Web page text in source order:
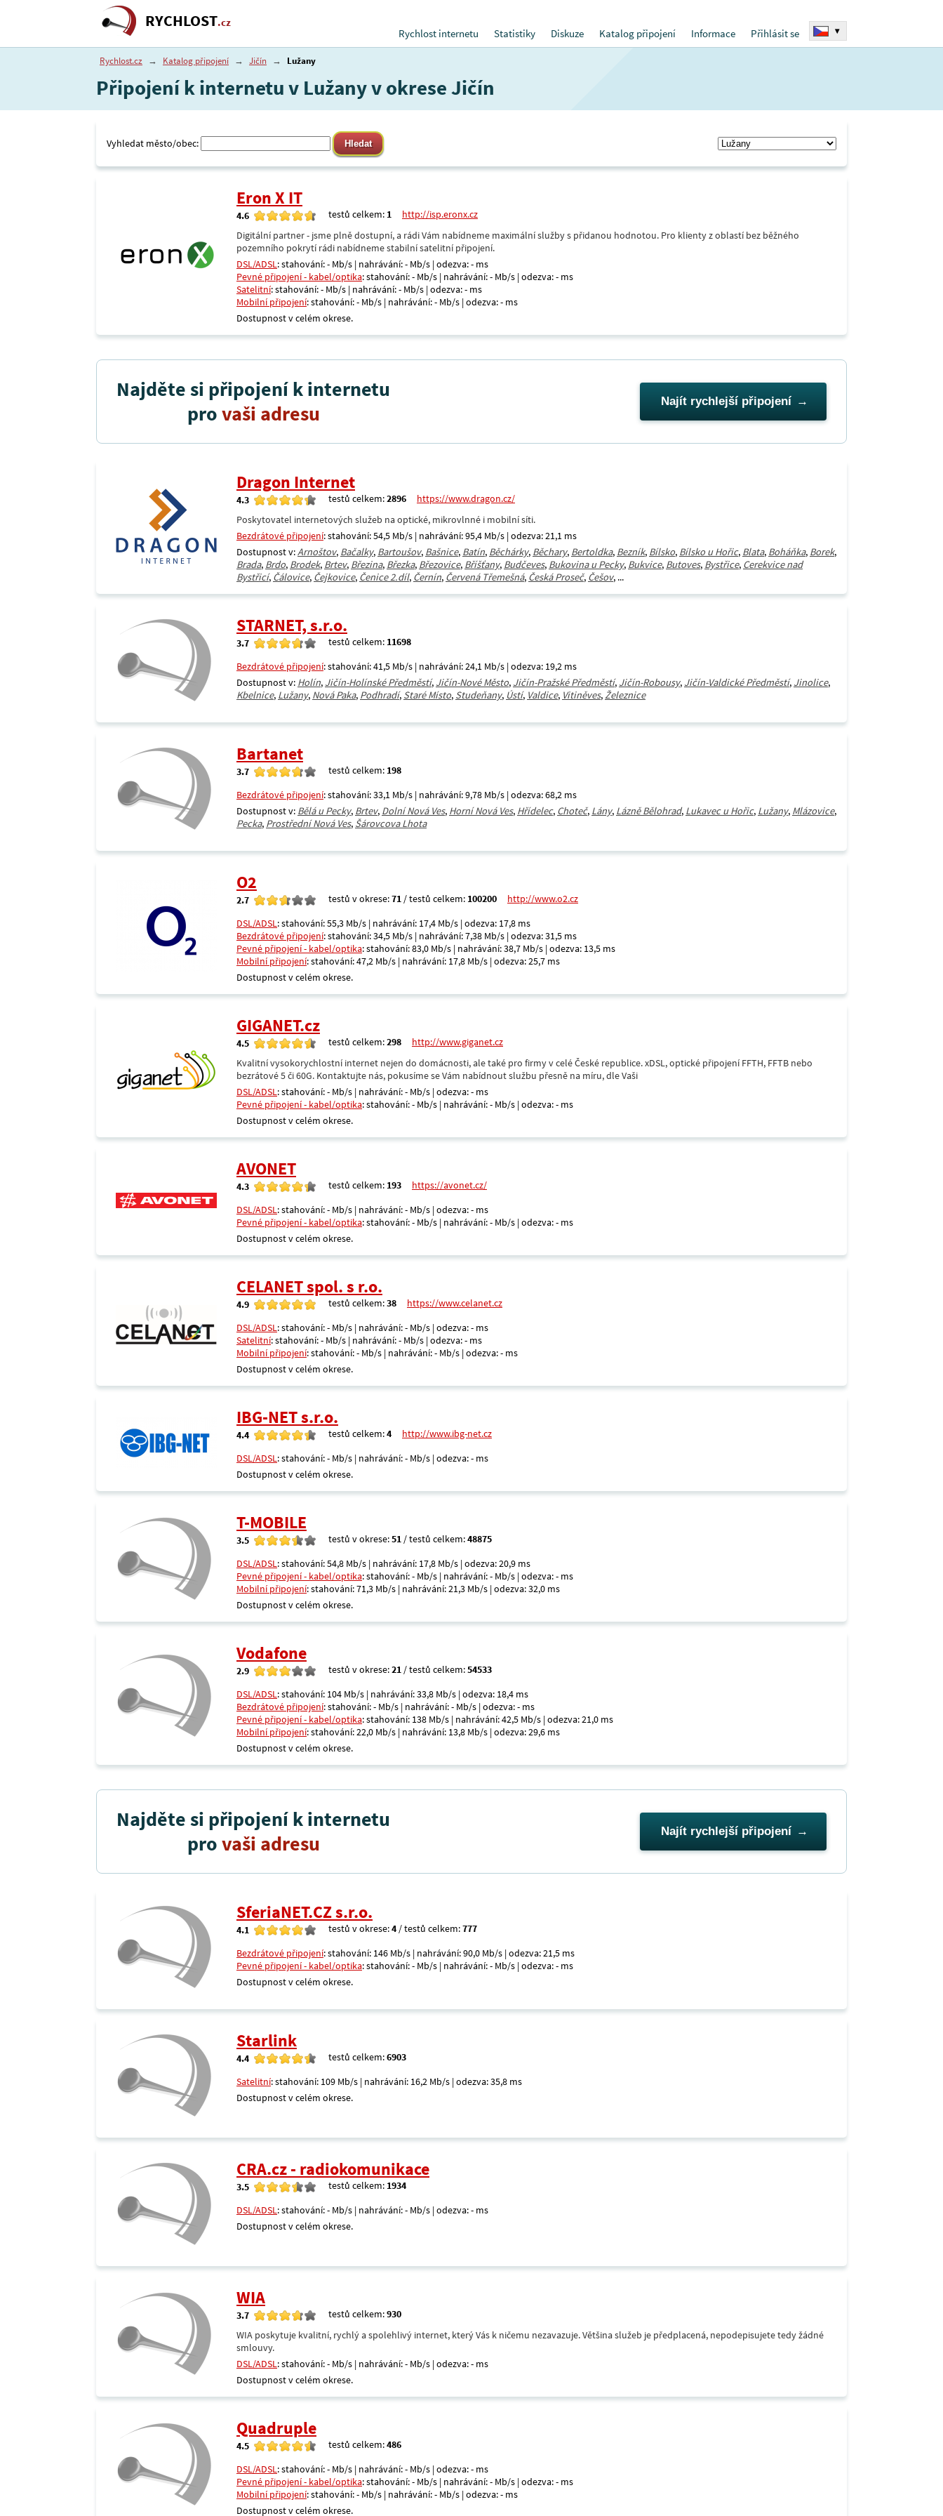
RYCHLOST.cz
Rychlost internetu
Statistiky Diskuze Katalog připojení Informace Přihlásit se ▾
Rychlost.cz → Katalog připojení → Jičín → Lužany
Připojení k internetu v Lužany v okrese Jičín
Vyhledat město/obec:
Eron X IT
4.6 testů celkem: 1
http://isp.eronx.cz
Digitální partner - jsme plně dostupní, a rádi Vám nabídneme maximální služby s přidanou hodnotou. Pro klienty z oblastí bez běžného
pozemního pokrytí rádi nabídneme stabilní satelitní připojení.
DSL/ADSL: stahování: - Mb/s | nahrávání: - Mb/s | odezva: - ms
Pevné připojení - kabel/optika: stahování: - Mb/s | nahrávání: - Mb/s | odezva: - ms
Satelitní: stahování: - Mb/s | nahrávání: - Mb/s | odezva: - ms
Mobilní připojení: stahování: - Mb/s | nahrávání: - Mb/s | odezva: - ms
Dostupnost v celém okrese.
Najděte si připojení k internetu
provaši adresu Najít rychlejší připojení
Dragon Internet
4.3 testů celkem:2896
https://www.dragon.cz/
Poskytovatel internetových služeb na optické, mikrovlnné i mobilní síti.
Bezdrátové připojení: stahování: 54,5 Mb/s | nahrávání: 95,4 Mb/s | odezva: 21,1 ms
Dostupnost v:Arnoštov, Bačalky, Bartoušov, Bašnice, Batín, Běchárky, Běchary, Bertoldka, Bezník, Bílsko, Bílsko u Hořic, Blata, Boháňka, Borek,
Brada, Brdo, Brodek, Brtev, Březina, Březka, Březovice, Bříšťany, Budčeves, Bukovina u Pecky, Bukvice, Butoves, Bystřice, Cerekvice nad
Bystřicí, Čálovice, Čejkovice, Čenice 2.díl, Černín, Červená Třemešná, Česká Proseč, Češov, ...
STARNET, s.r.o.
3.7 testů celkem: 11698
Bezdrátové připojení: stahování: 41,5 Mb/s | nahrávání: 24,1 Mb/s | odezva: 19,2 ms
Dostupnost v: Holín, Jičín-Holínské Předměstí, Jičín-Nové Město, Jičín-Pražské Předměstí, Jičín-Robousy, Jičín-Valdické Předměstí, Jinolice,
Kbelnice, Lužany, Nová Paka, Podhradí, Staré Místo, Studeňany, Ústí, Valdice, Vitiněves,Železnice
Bartanet
3.7 testů celkem: 198
Bezdrátové připojení: stahování: 33,1 Mb/s | nahrávání: 9,78 Mb/s | odezva: 68,2 ms
Dostupnost v: Bělá u Pecky, Brtev, Dolní Nová Ves, Horní Nová Ves, Hřídelec, Choteč, Lány, Lázně Bělohrad, Lukavec u Hořic, Lužany, Mlázovice,
Pecka, Prostřední Nová Ves, Šárovcova Lhota
O2
2.7 testů v okrese:71 / testů celkem: 100200
http://www.o2.cz
DSL/ADSL: stahování: 55,3 Mb/s | nahrávání: 17,4 Mb/s | odezva: 17,8 ms
Bezdrátové připojení: stahování: 34,5 Mb/s | nahrávání: 7,38 Mb/s | odezva: 31,5 ms
Pevné připojení - kabel/optika: stahování: 83,0 Mb/s | nahrávání: 38,7 Mb/s | odezva: 13,5 ms
Mobilní připojení: stahování: 47,2 Mb/s | nahrávání: 17,8 Mb/s | odezva: 25,7 ms
Dostupnost v celém okrese.
GIGANET.cz
4.5 testů celkem:298
http://www.giganet.cz
Kvalitní vysokorychlostní internet nejen do domácnosti, ale také pro firmy v celé České republice. xDSL, optické připojení FFTH, FFTB nebo
bezrátové 5 či 60G. Kontaktujte nás, pokusíme se Vám nabídnout službu přesně na míru, dle Vaši
DSL/ADSL: stahování: - Mb/s | nahrávání: - Mb/s | odezva: - ms
Pevné připojení - kabel/optika: stahování: - Mb/s | nahrávání: - Mb/s | odezva: - ms
Dostupnost v celém okrese.
AVONET
4.3 testů celkem: 193
https://avonet.cz/
DSL/ADSL: stahování: - Mb/s | nahrávání: - Mb/s | odezva: - ms
Pevné připojení - kabel/optika: stahování: - Mb/s | nahrávání: - Mb/s | odezva: - ms
Dostupnost v celém okrese.
CELANET spol. s r.o.
4.9 testů celkem:38
https://www.celanet.cz
DSL/ADSL: stahování: - Mb/s | nahrávání: - Mb/s | odezva: - ms
Satelitní: stahování: - Mb/s | nahrávání: - Mb/s | odezva: - ms
Mobilní připojení: stahování: - Mb/s | nahrávání: - Mb/s | odezva: - ms
Dostupnost v celém okrese.
IBG-NET s.r.o.
4.4 testů celkem:4
http://www.ibg-net.cz
DSL/ADSL: stahování: - Mb/s | nahrávání: - Mb/s | odezva: - ms
Dostupnost v celém okrese.
T-MOBILE
3.5 testů v okrese:51 / testů celkem:48875
DSL/ADSL: stahování: 54,8 Mb/s | nahrávání: 17,8 Mb/s | odezva: 20,9 ms
Pevné připojení - kabel/optika: stahování: - Mb/s | nahrávání: - Mb/s | odezva: - ms
Mobilní připojení: stahování: 71,3 Mb/s | nahrávání: 21,3 Mb/s | odezva: 32,0 ms
Dostupnost v celém okrese.
Vodafone
2.9 testů v okrese:21 / testů celkem:54533
DSL/ADSL: stahování: 104 Mb/s | nahrávání: 33,8 Mb/s | odezva: 18,4 ms
Bezdrátové připojení: stahování: - Mb/s | nahrávání: - Mb/s | odezva: - ms
Pevné připojení - kabel/optika: stahování: 138 Mb/s | nahrávání: 42,5 Mb/s | odezva: 21,0 ms
Mobilní připojení: stahování: 22,0 Mb/s | nahrávání: 13,8 Mb/s | odezva: 29,6 ms
Dostupnost v celém okrese.
Najděte si připojení k internetu
provaši adresu Najít rychlejší připojení
SferiaNET.CZ s.r.o.
4.1 testů v okrese:4 / testů celkem:777
Bezdrátové připojení: stahování: 146 Mb/s | nahrávání: 90,0 Mb/s | odezva: 21,5 ms
Pevné připojení - kabel/optika: stahování: - Mb/s | nahrávání: - Mb/s | odezva: - ms
Dostupnost v celém okrese.
Starlink
4.4 testů celkem:6903
Satelitní: stahování: 109 Mb/s | nahrávání: 16,2 Mb/s | odezva: 35,8 ms
Dostupnost v celém okrese.
CRA.cz - radiokomunikace
3.5 testů celkem: 1934
DSL/ADSL: stahování: - Mb/s | nahrávání: - Mb/s | odezva: - ms
Dostupnost v celém okrese.
WIA
3.7 testů celkem:930
WIA poskytuje kvalitní, rychlý a spolehlivý internet, který Vás k ničemu nezavazuje. Většina služeb je předplacená, nepodepisujete tedy žádné
smlouvy.
DSL/ADSL: stahování: - Mb/s | nahrávání: - Mb/s | odezva: - ms
Dostupnost v celém okrese.
Quadruple
4.5 testů celkem:486
DSL/ADSL: stahování: - Mb/s | nahrávání: - Mb/s | odezva: - ms
Pevné připojení - kabel/optika: stahování: - Mb/s | nahrávání: - Mb/s | odezva: - ms
Mobilní připojení: stahování: - Mb/s | nahrávání: - Mb/s | odezva: - ms
Dostupnost v celém okrese.